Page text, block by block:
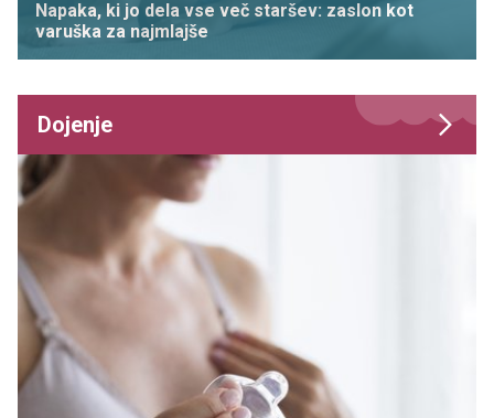
Napaka, ki jo dela vse več staršev: zaslon kot
varuška za najmlajše
Dojenje